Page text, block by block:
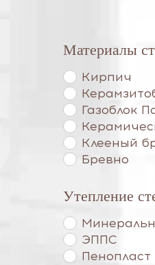
Материалы
Кирпич
Газоблок
Клееный
Бревно
Утепление
ЭППС
Пенопласт